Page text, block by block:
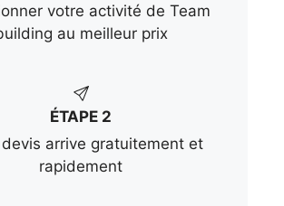
votre activité de Team
au meilleur prix
ÉTAPE 2
arrive gratuitement et
rapidement